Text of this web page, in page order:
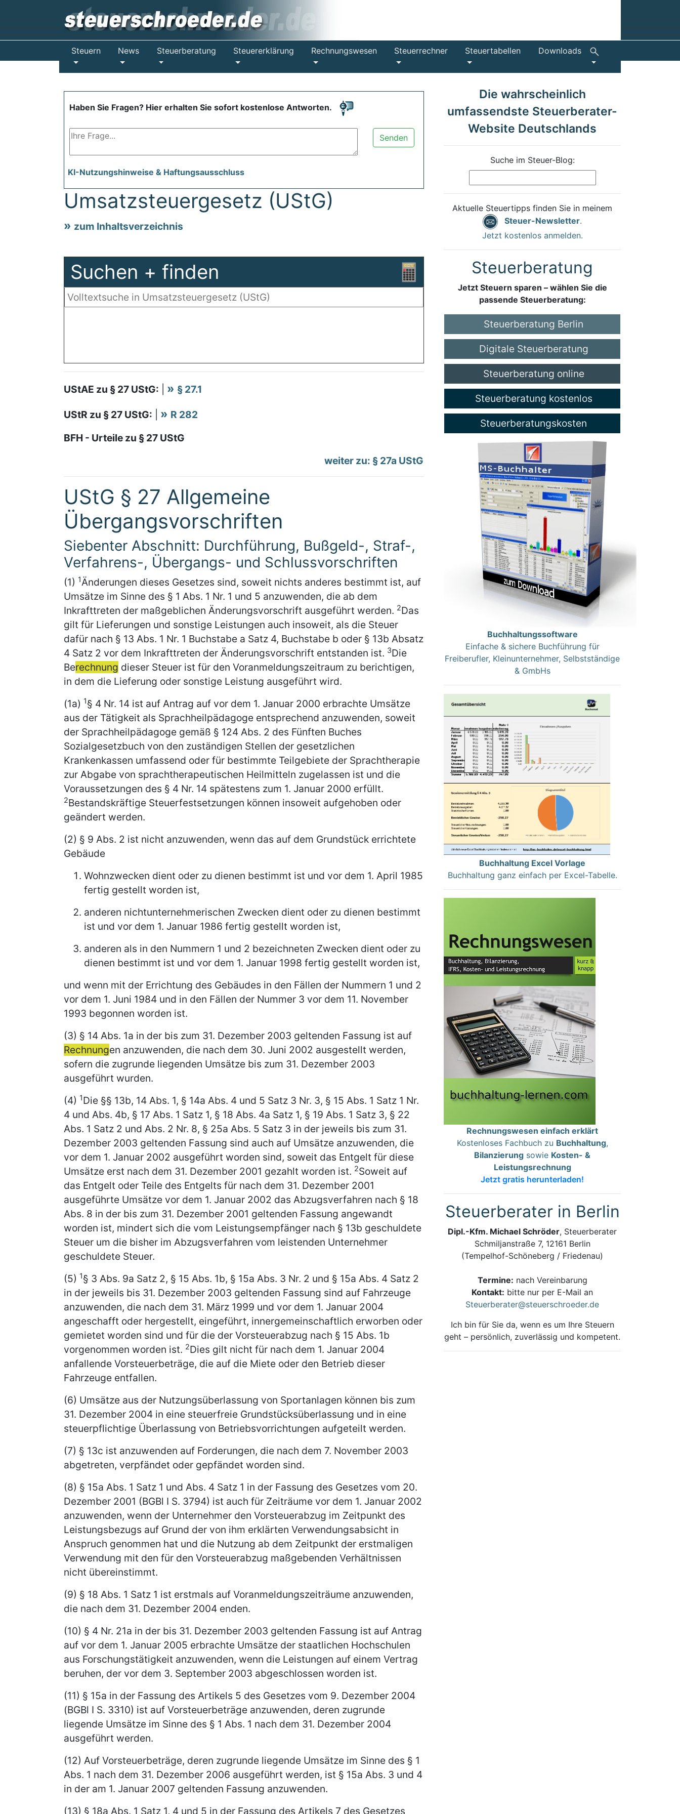
Steuern News Steuerberatung Steuererklärung Rechnungswesen Steuerrechner Steuertabellen Downloads
Haben Sie Fragen? Hier erhalten Sie sofort kostenlose Antworten.
Senden
KI-Nutzungshinweise & Haftungsausschluss
Umsatzsteuergesetz (UStG)
zum Inhaltsverzeichnis
Suchen + finden
UStAE zu § 27 UStG: § 27.1
UStR zu § 27 UStG:
R 282
BFH - Urteile zu § 27 UStG
weiter zu: § 27a UStG
UStG § 27 Allgemeine
Übergangsvorschriften
Siebenter Abschnitt: Durchführung, Bußgeld-, Straf-,
Verfahrens-, Übergangs- und Schlussvorschriften
(1) 1Änderungen dieses Gesetzes sind, soweit nichts anderes bestimmt ist, auf
Umsätze im Sinne des § 1 Abs. 1 Nr. 1 und 5 anzuwenden, die ab dem
Inkrafttreten der maßgeblichen Änderungsvorschrift ausgeführt werden. 2Das
gilt für Lieferungen und sonstige Leistungen auch insoweit, als die Steuer
dafür nach § 13 Abs. 1 Nr. 1 Buchstabe a Satz 4, Buchstabe b oder § 13b Absatz
4 Satz 2 vor dem Inkrafttreten der Änderungsvorschrift entstanden ist. 3Die
Berechnung dieser Steuer ist für den Voranmeldungszeitraum zu berichtigen,
in dem die Lieferung oder sonstige Leistung ausgeführt wird.
(1a) 1§ 4 Nr. 14 ist auf Antrag auf vor dem 1. Januar 2000 erbrachte Umsätze
aus der Tätigkeit als Sprachheilpädagoge entsprechend anzuwenden, soweit
der Sprachheilpädagoge gemäß § 124 Abs. 2 des Fünften Buches
Sozialgesetzbuch von den zuständigen Stellen der gesetzlichen
Krankenkassen umfassend oder für bestimmte Teilgebiete der Sprachtherapie
zur Abgabe von sprachtherapeutischen Heilmitteln zugelassen ist und die
Voraussetzungen des § 4 Nr. 14 spätestens zum 1. Januar 2000 erfüllt.
2Bestandskräftige Steuerfestsetzungen können insoweit aufgehoben oder
geändert werden.
(2) § 9 Abs. 2 ist nicht anzuwenden, wenn das auf dem Grundstück errichtete
Gebäude
Wohnzwecken dient oder zu dienen bestimmt ist und vor dem 1. April 1985
fertig gestellt worden ist,
anderen nichtunternehmerischen Zwecken dient oder zu dienen bestimmt
ist und vor dem 1. Januar 1986 fertig gestellt worden ist,
anderen als in den Nummern 1 und 2 bezeichneten Zwecken dient oder zu
dienen bestimmt ist und vor dem 1. Januar 1998 fertig gestellt worden ist,
und wenn mit der Errichtung des Gebäudes in den Fällen der Nummern 1 und 2
vor dem 1. Juni 1984 und in den Fällen der Nummer 3 vor dem 11. November
1993 begonnen worden ist.
(3) § 14 Abs. 1a in der bis zum 31. Dezember 2003 geltenden Fassung ist auf
Rechnungen anzuwenden, die nach dem 30. Juni 2002 ausgestellt werden,
sofern die zugrunde liegenden Umsätze bis zum 31. Dezember 2003
ausgeführt wurden.
(4) 1Die §§ 13b, 14 Abs. 1, § 14a Abs. 4 und 5 Satz 3 Nr. 3, § 15 Abs. 1 Satz 1 Nr.
4 und Abs. 4b, § 17 Abs. 1 Satz 1, § 18 Abs. 4a Satz 1, § 19 Abs. 1 Satz 3, § 22
Abs. 1 Satz 2 und Abs. 2 Nr. 8, § 25a Abs. 5 Satz 3 in der jeweils bis zum 31.
Dezember 2003 geltenden Fassung sind auch auf Umsätze anzuwenden, die
vor dem 1. Januar 2002 ausgeführt worden sind, soweit das Entgelt für diese
Umsätze erst nach dem 31. Dezember 2001 gezahlt worden ist. 2Soweit auf
das Entgelt oder Teile des Entgelts für nach dem 31. Dezember 2001
ausgeführte Umsätze vor dem 1. Januar 2002 das Abzugsverfahren nach § 18
Abs. 8 in der bis zum 31. Dezember 2001 geltenden Fassung angewandt
worden ist, mindert sich die vom Leistungsempfänger nach § 13b geschuldete
Steuer um die bisher im Abzugsverfahren vom leistenden Unternehmer
geschuldete Steuer.
(5) 1§ 3 Abs. 9a Satz 2, § 15 Abs. 1b, § 15a Abs. 3 Nr. 2 und § 15a Abs. 4 Satz 2
in der jeweils bis 31. Dezember 2003 geltenden Fassung sind auf Fahrzeuge
anzuwenden, die nach dem 31. März 1999 und vor dem 1. Januar 2004
angeschafft oder hergestellt, eingeführt, innergemeinschaftlich erworben oder
gemietet worden sind und für die der Vorsteuerabzug nach § 15 Abs. 1b
vorgenommen worden ist. 2Dies gilt nicht für nach dem 1. Januar 2004
anfallende Vorsteuerbeträge, die auf die Miete oder den Betrieb dieser
Fahrzeuge entfallen.
(6) Umsätze aus der Nutzungsüberlassung von Sportanlagen können bis zum
31. Dezember 2004 in eine steuerfreie Grundstücksüberlassung und in eine
steuerpflichtige Überlassung von Betriebsvorrichtungen aufgeteilt werden.
(7) § 13c ist anzuwenden auf Forderungen, die nach dem 7. November 2003
abgetreten, verpfändet oder gepfändet worden sind.
(8) § 15a Abs. 1 Satz 1 und Abs. 4 Satz 1 in der Fassung des Gesetzes vom 20.
Dezember 2001 (BGBl I S. 3794) ist auch für Zeiträume vor dem 1. Januar 2002
anzuwenden, wenn der Unternehmer den Vorsteuerabzug im Zeitpunkt des
Leistungsbezugs auf Grund der von ihm erklärten Verwendungsabsicht in
Anspruch genommen hat und die Nutzung ab dem Zeitpunkt der erstmaligen
Verwendung mit den für den Vorsteuerabzug maßgebenden Verhältnissen
nicht übereinstimmt.
(9) § 18 Abs. 1 Satz 1 ist erstmals auf Voranmeldungszeiträume anzuwenden,
die nach dem 31. Dezember 2004 enden.
(10) § 4 Nr. 21a in der bis 31. Dezember 2003 geltenden Fassung ist auf Antrag
auf vor dem 1. Januar 2005 erbrachte Umsätze der staatlichen Hochschulen
aus Forschungs­tätigkeit anzuwenden, wenn die Leistungen auf einem Vertrag
beruhen, der vor dem 3. September 2003 abgeschlossen worden ist.
(11) § 15a in der Fassung des Artikels 5 des Gesetzes vom 9. Dezember 2004
(BGBl I S. 3310) ist auf Vorsteuerbeträge anzuwenden, deren zugrunde
liegende Umsätze im Sinne des § 1 Abs. 1 nach dem 31. Dezember 2004
ausgeführt werden.
(12) Auf Vorsteuerbeträge, deren zugrunde liegende Umsätze im Sinne des § 1
Abs. 1 nach dem 31. Dezember 2006 ausgeführt werden, ist § 15a Abs. 3 und 4
in der am 1. Januar 2007 geltenden Fassung anzuwenden.
(13) § 18a Abs. 1 Satz 1, 4 und 5 in der Fassung des Artikels 7 des Gesetzes
Die wahrscheinlich
umfassendste Steuerberater-
Website Deutschlands
Suche im Steuer-Blog:
Aktuelle Steuertipps finden Sie in meinem
Steuer-Newsletter.
Jetzt kostenlos anmelden.
Steuerberatung
Jetzt Steuern sparen – wählen Sie die
passende Steuerberatung:
Steuerberatung Berlin
Digitale Steuerberatung
Steuerberatung online
Steuerberatung kostenlos
Steuerberatungskosten
Buchhaltungssoftware
Einfache & sichere Buchführung für
Freiberufler, Kleinunternehmer, Selbstständige
& GmbHs
Buchhaltung Excel Vorlage
Buchhaltung ganz einfach per Excel-Tabelle.
Rechnungswesen einfach erklärt
Kostenloses Fachbuch zu Buchhaltung,
Bilanzierung sowie Kosten- &
Leistungsrechnung
Jetzt gratis herunterladen!
Steuerberater in Berlin
Dipl.-Kfm. Michael Schröder, Steuerberater
Schmiljanstraße 7, 12161 Berlin
(Tempelhof-Schöneberg / Friedenau)
Termine: nach Vereinbarung
Kontakt: bitte nur per E-Mail an
Steuerberater@steuerschroeder.de
Ich bin für Sie da, wenn es um Ihre Steuern
geht – persönlich, zuverlässig und kompetent.